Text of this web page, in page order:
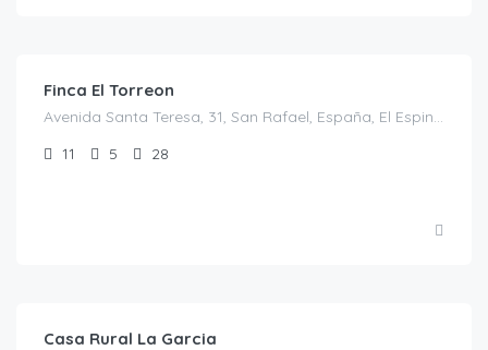
Finca El Torreon
Avenida Santa Teresa, 31, San Rafael, España, El Espinar, Casas rurales en Segovia, Castilla y León, España
11
5 28
Casa Rural La Garcia